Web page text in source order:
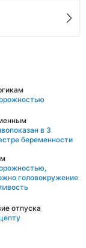
в 3
беременности
головокружение
отпуска